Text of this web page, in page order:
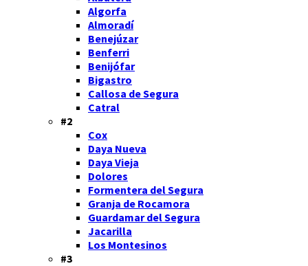
Algorfa
Almoradí
Benejúzar
Benferri
Benijófar
Bigastro
Callosa de Segura
Catral
#2
Cox
Daya Nueva
Daya Vieja
Dolores
Formentera del Segura
Granja de Rocamora
Guardamar del Segura
Jacarilla
Los Montesinos
#3